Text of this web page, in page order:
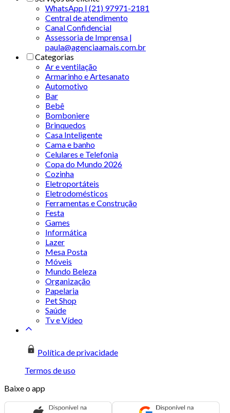
WhatsApp | (21) 97971-2181
Central de atendimento
Canal Confidencial
Assessoria de Imprensa |
paula@agenciaamais.com.br
Categorias
Ar e ventilação
Armarinho e Artesanato
Automotivo
Bar
Bebê
Bomboniere
Brinquedos
Casa Inteligente
Cama e banho
Celulares e Telefonia
Copa do Mundo 2026
Cozinha
Eletroportáteis
Eletrodomésticos
Ferramentas e Construção
Festa
Games
Informática
Lazer
Mesa Posta
Móveis
Mundo Beleza
Organização
Papelaria
Pet Shop
Saúde
Tv e Vídeo
Política de privacidade
Termos de uso
Baixe o app